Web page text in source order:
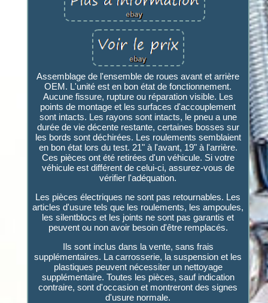
Assemblage de l'ensemble de roues avant et arrière
OEM. L'unité est en bon état de fonctionnement.
Aucune fissure, rupture ou réparation visible. Les
points de montage et les surfaces d'accouplement
sont intacts. Les rayons sont intacts, le pneu a une
durée de vie décente restante, certaines bosses sur
les bords sont déchirées. Les roulements semblaient
en bon état lors du test. 21" à l'avant, 19" à l'arrière.
Ces pièces ont été retirées d'un véhicule. Si votre
véhicule est différent de celui-ci, assurez-vous de
vérifier l'adéquation.
Les pièces électriques ne sont pas retournables. Les
articles d'usure tels que les roulements, les ampoules,
les silentblocs et les joints ne sont pas garantis et
peuvent ou non avoir besoin d'être remplacés.
Ils sont inclus dans la vente, sans frais
supplémentaires. La carrosserie, la suspension et les
plastiques peuvent nécessiter un nettoyage
supplémentaire. Toutes les pièces, sauf indication
contraire, sont d'occasion et montreront des signes
d'usure normale.